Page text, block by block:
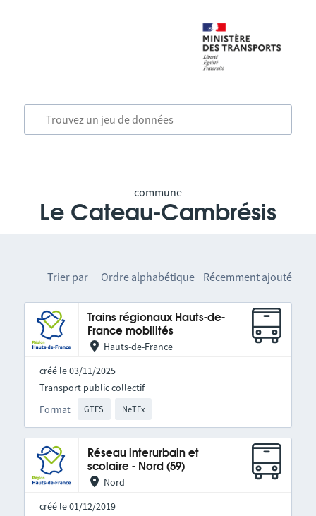
commune
Le Cateau-Cambrésis
Trier par Ordre alphabétique Récemment ajouté
Trains régionaux Hauts-de-
France mobilités
Hauts-de-France
créé le 03/11/2025
Format GTFS NeTEx
Transport public collectif
Réseau interurbain et
scolaire - Nord (59)
Nord
créé le 01/12/2019